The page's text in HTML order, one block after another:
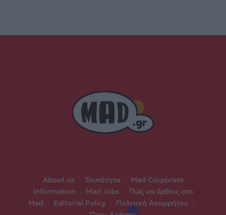
About us Ταυτότητα
Mad Corporate
Information
Mad Jobs
Πώς να έρθεις στο
Mad
Editorial Policy Πολιτική Απορρήτου